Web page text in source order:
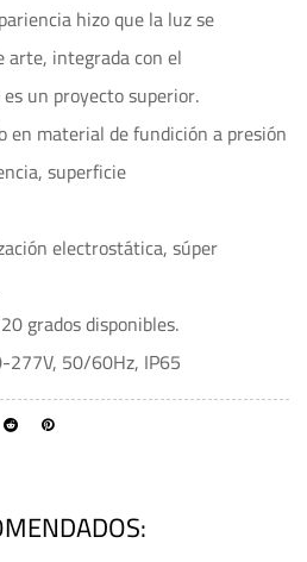
hizo que la luz se
integrada con el
un proyecto superior.
material de fundición a presión
superficie
electrostática, súper
grados disponibles.
277V, 50/60Hz, IP65